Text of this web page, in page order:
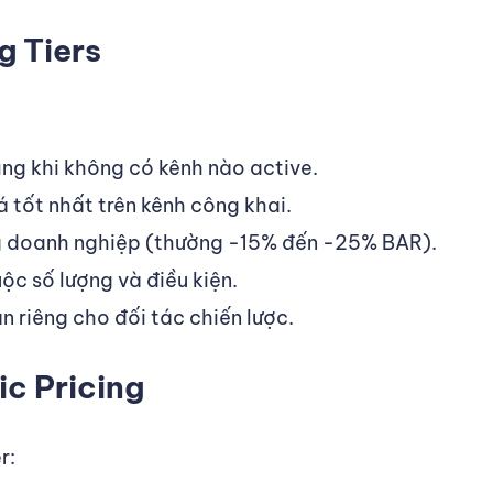
Tiers
khi không có kênh nào active.
tốt nhất trên kênh công khai.
nghiệp (thường -15% đến -25% BAR).
số lượng và điều kiện.
riêng cho đối tác chiến lược.
Pricing